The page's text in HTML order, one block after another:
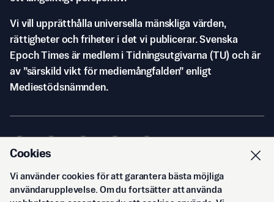
Vi vill upprätthålla universella mänskliga värden,
rättigheter och friheter i det vi publicerar. Svenska
Epoch Times är medlem i Tidningsutgivarna (TU) och är
av ”särskild vikt för mediemångfalden” enligt
Mediestödsnämnden.
© Svenska Epoch Times AB2026
Cookies
Vi använder cookies för att garantera bästa möjliga
användarupplevelse. Om du fortsätter att använda